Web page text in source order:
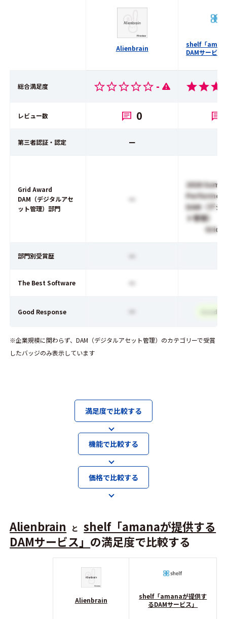
Alienbrain
shelf「
DAMサービス
総合満足度 -
レビュー数 0
第三者認証・認定 ー
Grid Award
DAM（デジタルアセ
ット管理）部門
ー
2026
Performer
DAM（デジ
ト管理）
Grid
部門別受賞歴 ー
The Best Software ー
Good Response ー Good
※企業規模に関わらず、DAM（デジタルアセット管理）のカテゴリーで受賞
したバッジのみ表示しています
満足度で比較する
機能で比較する
価格で比較する
Alienbrain と
shelf「amanaが提供する
DAMサービス」 の満足度で比較する
Alienbrain
shelf「amanaが提供す
るDAMサービス」